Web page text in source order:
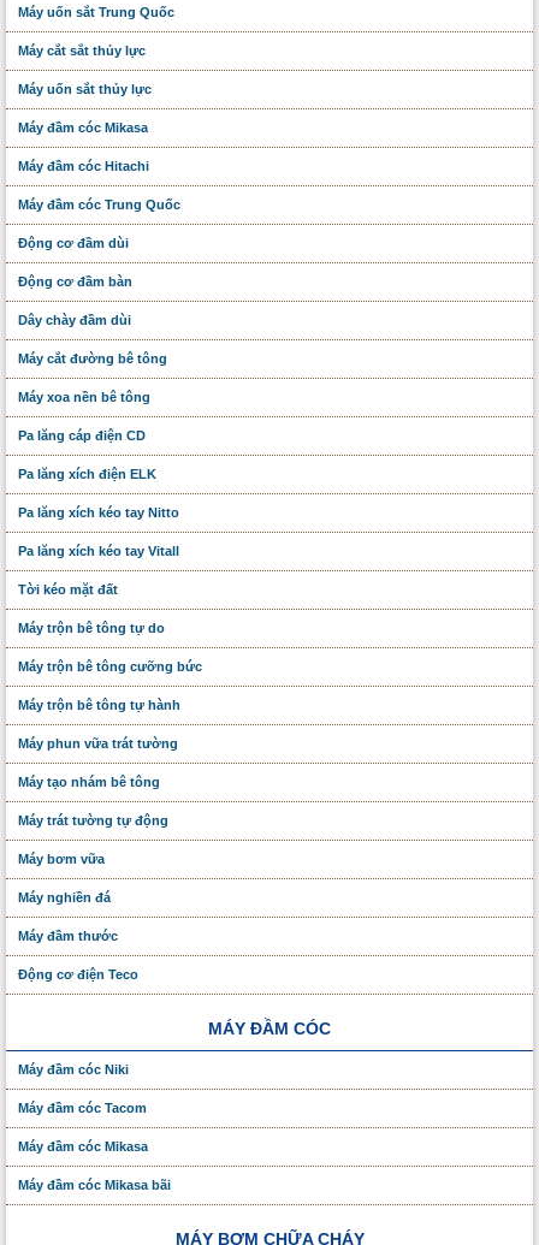
Máy uốn sắt Trung Quốc
Máy cắt sắt thủy lực
Máy uốn sắt thủy lực
Máy đầm cóc Mikasa
Máy đầm cóc Hitachi
Máy đầm cóc Trung Quốc
Động cơ đầm dùi
Động cơ đầm bàn
Dây chày đầm dùi
Máy cắt đường bê tông
Máy xoa nền bê tông
Pa lăng cáp điện CD
Pa lăng xích điện ELK
Pa lăng xích kéo tay Nitto
Pa lăng xích kéo tay Vitall
Tời kéo mặt đất
Máy trộn bê tông tự do
Máy trộn bê tông cưỡng bức
Máy trộn bê tông tự hành
Máy phun vữa trát tường
Máy tạo nhám bê tông
Máy trát tường tự động
Máy bơm vữa
Máy nghiền đá
Máy đầm thước
Động cơ điện Teco
MÁY ĐẦM CÓC
Máy đầm cóc Niki
Máy đầm cóc Tacom
Máy đầm cóc Mikasa
Máy đầm cóc Mikasa bãi
MÁY BƠM CHỮA CHÁY